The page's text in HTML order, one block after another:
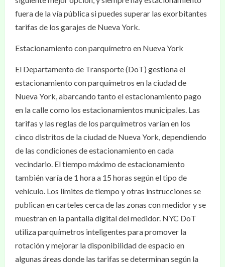
fuera de la vía pública si puedes superar las exorbitantes
tarifas de los garajes de Nueva York.
Estacionamiento con parquímetro en Nueva York
El Departamento de Transporte (DoT) gestiona el
estacionamiento con parquímetros en la ciudad de
Nueva York, abarcando tanto el estacionamiento pago
en la calle como los estacionamientos municipales. Las
tarifas y las reglas de los parquímetros varían en los
cinco distritos de la ciudad de Nueva York, dependiendo
de las condiciones de estacionamiento en cada
vecindario. El tiempo máximo de estacionamiento
también varía de 1 hora a 15 horas según el tipo de
vehículo. Los límites de tiempo y otras instrucciones se
publican en carteles cerca de las zonas con medidor y se
muestran en la pantalla digital del medidor. NYC DoT
utiliza parquímetros inteligentes para promover la
rotación y mejorar la disponibilidad de espacio en
algunas áreas donde las tarifas se determinan según la